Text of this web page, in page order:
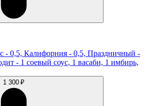
- 0,5, Калифорния - 0,5, Праздничный -
- 1 соевый соус, 1 васаби, 1 имбирь,
1 300 ₽